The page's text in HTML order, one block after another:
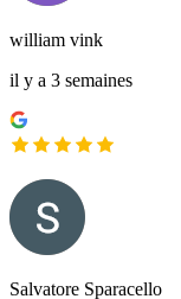
william vink
il y a 3 semaines
Salvatore Sparacello